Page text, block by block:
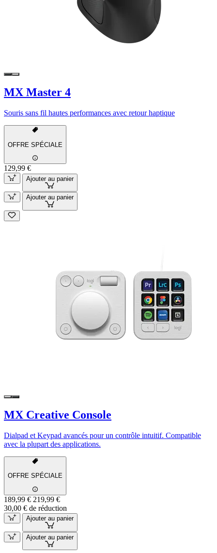
MX Master 4
Souris sans fil hautes performances avec retour haptique
OFFRE SPÉCIALE
129,99 €
Ajouter au panier
Ajouter au panier
MX Creative Console
Dialpad et Keypad avancés pour un contrôle intuitif. Compatible
avec la plupart des applications.
OFFRE SPÉCIALE
189,99 € 219,99 €
30,00 € de réduction
Ajouter au panier
Ajouter au panier